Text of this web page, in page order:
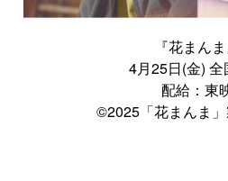
『花まんま
4月25日(金) 全
配給：東
©2025「花まんま